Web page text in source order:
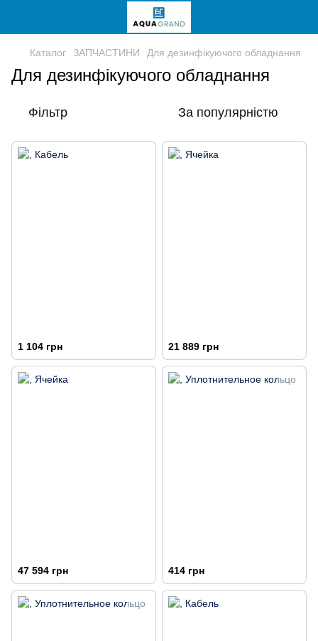
Каталог ЗАПЧАСТИНИ Для дезинфікуючого обладнання
Для дезинфікуючого обладнання
Фільтр За популярністю
1 104 грн 21 889 грн
47 594 грн 414 грн